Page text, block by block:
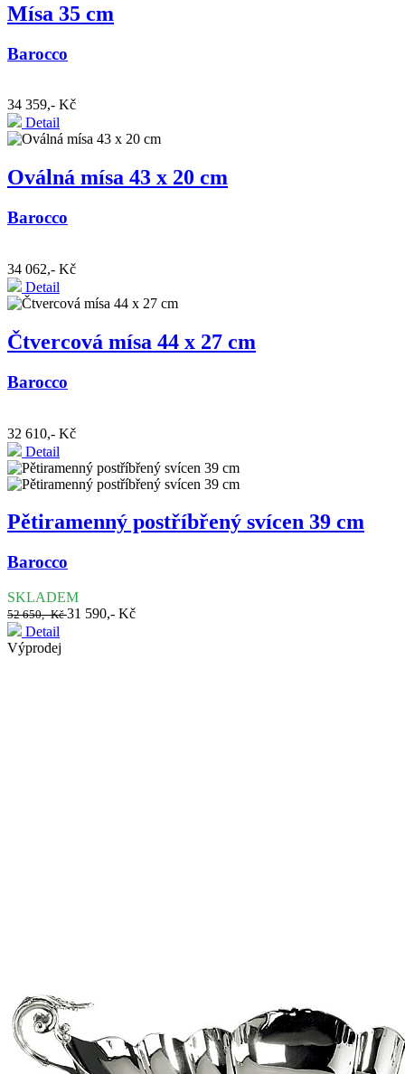
Mísa 35 cm
Barocco
34 359,- Kč
Detail
Oválná mísa 43 x 20 cm
Barocco
34 062,- Kč
Detail
Čtvercová mísa 44 x 27 cm
Barocco
32 610,- Kč
Detail
Pětiramenný postříbřený svícen 39 cm
Barocco
SKLADEM
52 650,- Kč31 590,- Kč
Detail
Výprodej